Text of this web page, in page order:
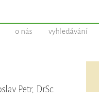
o nás vyhledávání
Petr, DrSc.